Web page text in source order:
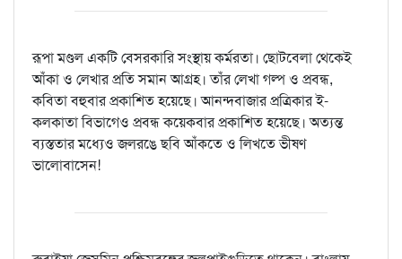
রূপা মণ্ডল একটি বেসরকারি সংস্থায় কর্মরতা। ছোটবেলা থেকেই
আঁকা ও লেখার প্রতি সমান আগ্রহ। তাঁর লেখা গল্প ও প্রবন্ধ,
কবিতা বহুবার প্রকাশিত হয়েছে। আনন্দবাজার প্রত্রিকার ই-
কলকাতা বিভাগেও প্রবন্ধ কয়েকবার প্রকাশিত হয়েছে। অত্যন্ত
ব্যস্ততার মধ্যেও জলরঙে ছবি আঁকতে ও লিখতে ভীষণ
ভালোবাসেন!